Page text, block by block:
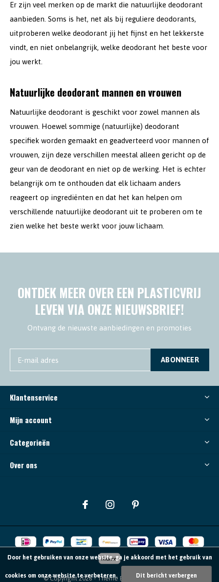
Er zijn veel merken op de markt die natuurlijke deodorant
aanbieden. Soms is het, net als bij reguliere deodorants,
uitproberen welke deodorant jij het fijnst en het lekkerste
vindt, en niet onbelangrijk, welke deodorant het beste voor
jou werkt.
Natuurlijke deodorant mannen en vrouwen
Natuurlijke deodorant is geschikt voor zowel mannen als
vrouwen. Hoewel sommige (natuurlijke) deodorant
specifiek worden gemaakt en geadverteerd voor mannen of
vrouwen, zijn deze verschillen meestal alleen gericht op de
geur van de deodorant en niet op de werking. Het is echter
belangrijk om te onthouden dat elk lichaam anders
reageert op ingrediënten en dat het kan helpen om
verschillende natuurlijke deodorant uit te proberen om te
zien welke het beste werkt voor jouw lichaam.
ONTDEK MEER OVER EEN PLASTICVRIJ
LEVEN VIA ONZE NIEUWSBRIEF!
Ontvang de nieuwste aanbiedingen en promoties
ABONNEER
Klantenservice
Mijn account
Categorieën
Over ons
© Copyright2026- Theme By DMWS -RSS-feed
Door het gebruiken van onze website, ga je akkoord met het gebruik van
cookies om onze website te verbeteren. Dit bericht verbergen